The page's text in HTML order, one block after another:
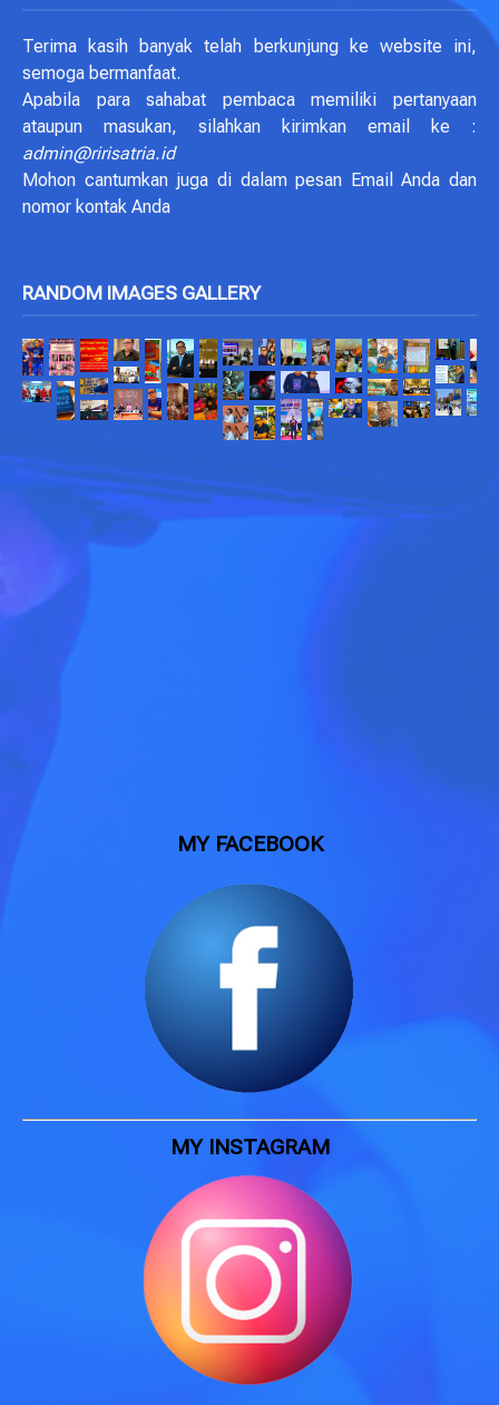
Terima kasih banyak telah berkunjung ke website ini,
semoga bermanfaat.
Apabila para sahabat pembaca memiliki pertanyaan
ataupun masukan, silahkan kirimkan email ke :
admin@ririsatria.id
Mohon cantumkan juga di dalam pesan Email Anda dan
nomor kontak Anda
RANDOM IMAGES GALLERY
MY FACEBOOK
MY INSTAGRAM